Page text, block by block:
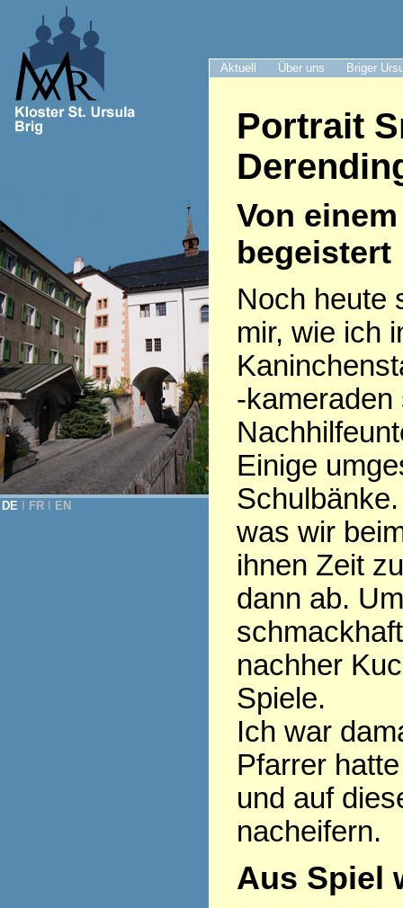
Aktuell Über uns Briger
DE FR EN
Portrait
Von
begeistert
Noch heute
mir, wie ich
-
Einige
was wir
ihnen Zeit
dann ab.
nachher
Spiele.
Ich war
Pfarrer
und auf
nacheifern.
Aus Spiel